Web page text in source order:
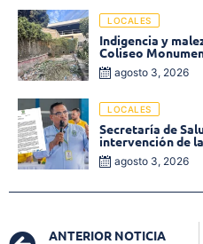
LOCALES
Indigencia y
Coliseo
inmediata!
agosto 3, 2026
LOCALES
Secretaría de
intervención de
de medicamentos
agosto 3, 2026
ANTERIOR NOTICIA